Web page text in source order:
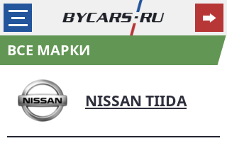
ВСЕ МАРКИ
NISSAN TIIDA